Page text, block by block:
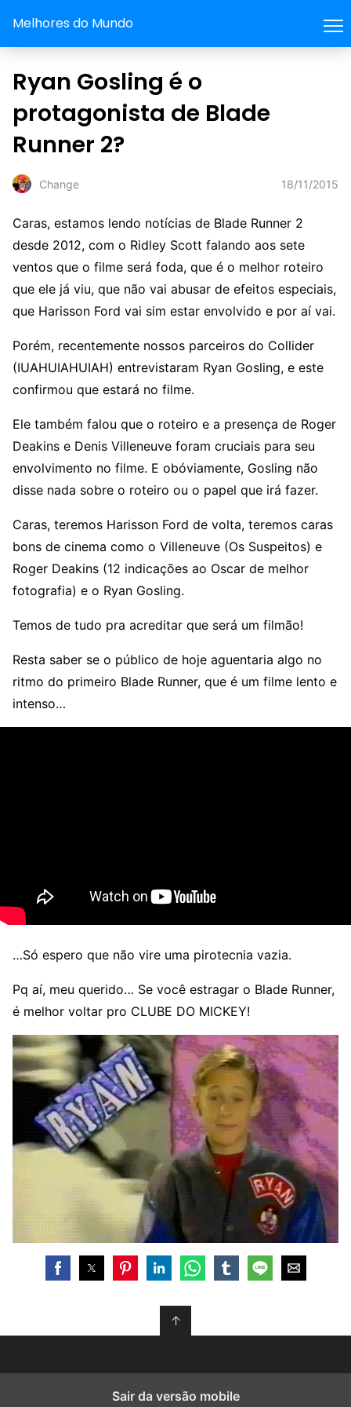
Melhores do Mundo
Ryan Gosling é o
protagonista de Blade
Runner 2?
Change 18/11/2015
Caras, estamos lendo notícias de Blade Runner 2
desde 2012, com o Ridley Scott falando aos sete
ventos que o filme será foda, que é o melhor roteiro
que ele já viu, que não vai abusar de efeitos especiais,
que Harisson Ford vai sim estar envolvido e por aí vai.
Porém, recentemente nossos parceiros do Collider
(IUAHUIAHUIAH) entrevistaram Ryan Gosling, e este
confirmou que estará no filme.
Ele também falou que o roteiro e a presença de Roger
Deakins e Denis Villeneuve foram cruciais para seu
envolvimento no filme. E obóviamente, Gosling não
disse nada sobre o roteiro ou o papel que irá fazer.
Caras, teremos Harisson Ford de volta, teremos caras
bons de cinema como o Villeneuve (Os Suspeitos) e
Roger Deakins (12 indicações ao Oscar de melhor
fotografia) e o Ryan Gosling.
Temos de tudo pra acreditar que será um filmão!
Resta saber se o público de hoje aguentaria algo no
ritmo do primeiro Blade Runner, que é um filme lento e
intenso…
…Só espero que não vire uma pirotecnia vazia.
Pq aí, meu querido… Se você estragar o Blade Runner,
é melhor voltar pro CLUBE DO MICKEY!
↑
Sair da versão mobile